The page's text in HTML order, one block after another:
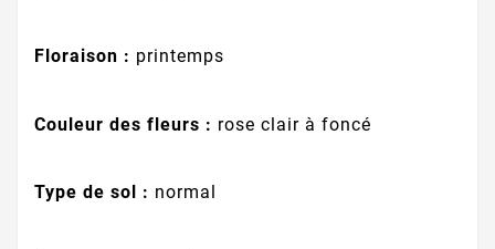
Floraison : printemps
Couleur des fleurs : rose clair à foncé
Type de sol : normal